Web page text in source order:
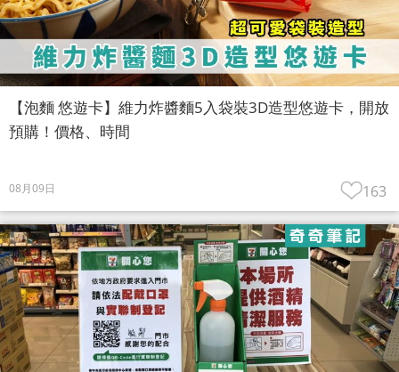
【泡麵 悠遊卡】維力炸醬麵5入袋裝3D造型悠遊卡，開放
預購！價格、時間
08月09日 163